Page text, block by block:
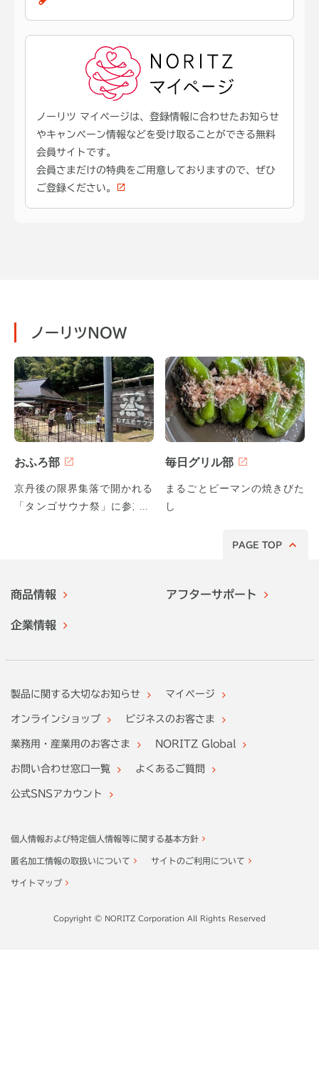
ノーリツ マイページは、登録情報に合わせたお知らせ
やキャンペーン情報などを受け取ることができる無料
会員サイトです。
会員さまだけの特典をご用意しておりますので、ぜひ
ご登録ください。
ノーリツNOW
おふろ部
京丹後の限界集落で開かれる
「タンゴサウナ祭」に参加し
毎日グリル部
まるごとピーマンの焼きびた
し
PAGE TOP
商品情報 アフターサポート
企業情報
製品に関する大切なお知らせ マイページ
オンラインショップ ビジネスのお客さま
業務用・産業用のお客さま NORITZ Global
お問い合わせ窓口一覧 よくあるご質問
公式SNSアカウント
個人情報および特定個人情報等に関する基本方針
匿名加工情報の取扱いについて サイトのご利用について
サイトマップ
Copyright © NORITZ Corporation All Rights Reserved